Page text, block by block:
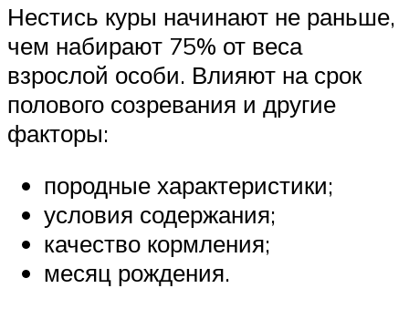
Нестись куры начинают не раньше,
чем набирают 75% от веса
взрослой особи. Влияют на срок
полового созревания и другие
факторы:
породные характеристики;
условия содержания;
качество кормления;
месяц рождения.